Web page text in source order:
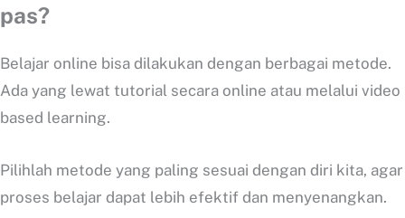
pas?
Belajar online bisa dilakukan dengan berbagai metode.
Ada yang lewat tutorial secara online atau melalui video
based learning.
Pilihlah metode yang paling sesuai dengan diri kita, agar
proses belajar dapat lebih efektif dan menyenangkan.